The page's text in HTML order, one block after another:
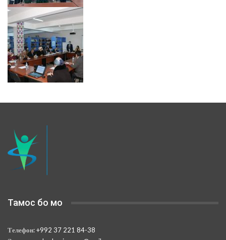
Тамос бо мо
Телефон:+992 37 221 84-38